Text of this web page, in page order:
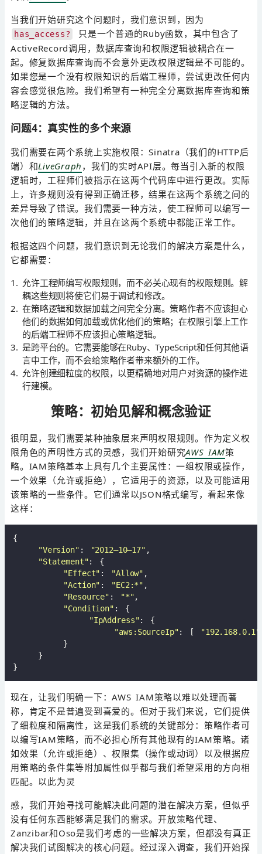
当我们开始研究这个问题时，我们意识到，因为
has_access?
只是一个普通的Ruby函数，其中包含了
ActiveRecord调用，数据库查询和权限逻辑被耦合在一
起。修复数据库查询而不会意外更改权限逻辑是不可能的。
如果您是一个没有权限知识的后端工程师，尝试更改任何内
容会感觉很危险。我们希望有一种完全分离数据库查询和策
略逻辑的方法。
问题4：真实性的多个来源
我们需要在两个系统上实施权限：Sinatra（我们的HTTP后
端）和LiveGraph ，我们的实时API层。每当引入新的权限
逻辑时，工程师们被指示在这两个代码库中进行更改。实际
上，许多规则没有得到正确迁移，结果在这两个系统之间的
差异导致了错误。我们需要一种方法，使工程师可以编写一
次他们的策略逻辑，并且在这两个系统中都能正常工作。
根据这四个问题，我们意识到无论我们的解决方案是什么，
它都需要：
允许工程师编写权限规则，而不必关心现有的权限规则。解
耦这些规则将使它们易于调试和修改。
在策略逻辑和数据加载之间完全分离。策略作者不应该担心
他们的数据如何加载或优化他们的策略；在权限引擎上工作
的后端工程师不应该担心策略逻辑。
是跨平台的。它需要能够在Ruby、TypeScript和任何其他语
言中工作，而不会给策略作者带来额外的工作。
允许创建细粒度的权限，以更精确地对用户对资源的操作进
行建模。
策略：初始见解和概念验证
很明显，我们需要某种抽象层来声明权限规则。作为定义权
限角色的声明性方式的灵感，我们开始研究AWS IAM策
略。IAM策略基本上具有几个主要属性：一组权限或操作，
一个效果（允许或拒绝），它适用于的资源，以及可能适用
该策略的一些条件。它们通常以JSON格式编写，看起来像
这样：
{
"Version" : "2012–10–17" ,
"Statement": {
"Effect" : "Allow" ,
"Action" : "EC2:*" ,
"Resource" : "*",
"Condition" : {
"IpAddress": {
"aws:SourceIp": [ "192.168.0.1"
        }
    }
现在，让我们明确一下：AWS IAM策略以难以处理而著
称，肯定不是普遍受到喜爱的。但对于我们来说，它们提供
了细粒度和隔离性，这是我们系统的关键部分：策略作者可
以编写IAM策略，而不必担心所有其他现有的IAM策略。诸
如效果（允许或拒绝）、权限集（操作或动词）以及根据应
用策略的条件集等附加属性似乎都与我们希望采用的方向相
匹配。以此为灵
感，我们开始寻找可能解决此问题的潜在解决方案，但似乎
没有任何东西能够满足我们的需求。开放策略代理、
Zanzibar和Oso是我们考虑的一些解决方案，但都没有真正
解决我们试图解决的核心问题。经过深入调查，我们开始探